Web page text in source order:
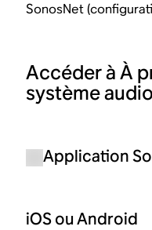
SonosNet
Accéder à À
système audio
Application
iOS ou Android